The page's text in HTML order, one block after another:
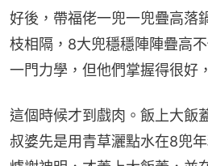
好後，帶福佬一兜一兜疊高落
枝相隔，8大兜穩穩陣陣疊高
一門力學，但他們掌握得很好
這個時候才到戲肉。飯上大飯
叔婆先是用青草灑點水在8兜